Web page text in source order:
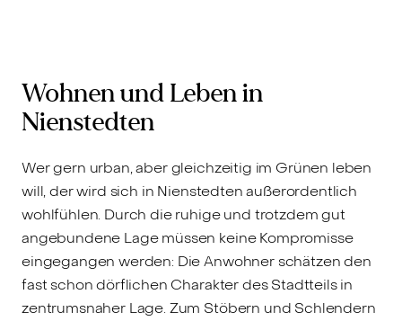
Wohnen und Leben in
Nienstedten
Wer gern urban, aber gleichzeitig im Grünen leben
will, der wird sich in Nienstedten außerordentlich
wohlfühlen. Durch die ruhige und trotzdem gut
angebundene Lage müssen keine Kompromisse
eingegangen werden: Die Anwohner schätzen den
fast schon dörflichen Charakter des Stadtteils in
zentrumsnaher Lage. Zum Stöbern und Schlendern